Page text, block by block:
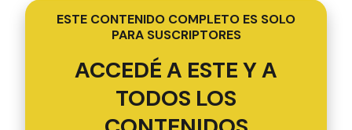
ESTE CONTENIDO COMPLETO ES SOLO
PARA SUSCRIPTORES
ACCEDÉ A ESTE Y A
TODOS LOS